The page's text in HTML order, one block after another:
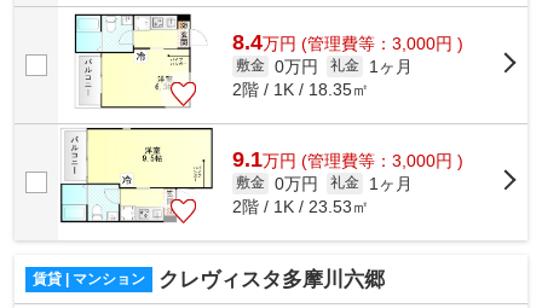
8.4万円 (管理費等：3,000円 )
敷金 0万円 礼金
1ヶ月
2階 / 1K / 18.35㎡
9.1万円 (管理費等：3,000円 )
敷金 0万円 礼金
1ヶ月
2階 / 1K / 23.53㎡
賃貸 | マンション クレヴィスタ多摩川六郷